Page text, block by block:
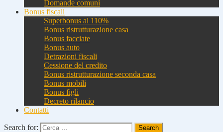
Domande comuni
Bonus fiscali
Superbonus al 110%
Bonus ristrutturazione casa
Bonus facciate
Bonus auto
Detrazioni fiscali
Cessione del credito
Bonus ristrutturazione seconda casa
Bonus mobili
Bonus figli
Decreto rilancio
Contatti
Search for: